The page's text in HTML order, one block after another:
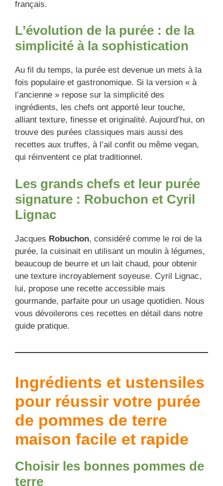
français.
L’évolution de la purée : de la
simplicité à la sophistication
Au fil du temps, la purée est devenue un mets à la
fois populaire et gastronomique. Si la version « à
l’ancienne » repose sur la simplicité des
ingrédients, les chefs ont apporté leur touche,
alliant texture, finesse et originalité. Aujourd’hui, on
trouve des purées classiques mais aussi des
recettes aux truffes, à l’ail confit ou même vegan,
qui réinventent ce plat traditionnel.
Les grands chefs et leur purée
signature : Robuchon et Cyril
Lignac
Jacques Robuchon, considéré comme le roi de la
purée, la cuisinait en utilisant un moulin à légumes,
beaucoup de beurre et un lait chaud, pour obtenir
une texture incroyablement soyeuse. Cyril Lignac,
lui, propose une recette accessible mais
gourmande, parfaite pour un usage quotidien. Nous
vous dévoilerons ces recettes en détail dans notre
guide pratique.
Ingrédients et ustensiles
pour réussir votre purée
de pommes de terre
maison facile et rapide
Choisir les bonnes pommes de
terre